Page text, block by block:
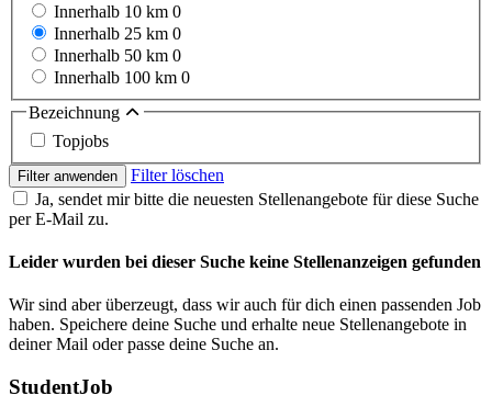
Innerhalb 10 km 0
Innerhalb 25 km 0
Innerhalb 50 km 0
Innerhalb 100 km 0
Bezeichnung
Topjobs
Filter anwenden
Filter löschen
Ja, sendet mir bitte die neuesten Stellenangebote für diese Suche
per E-Mail zu.
Leider wurden bei dieser Suche keine Stellenanzeigen gefunden
Wir sind aber überzeugt, dass wir auch für dich einen passenden Job
haben. Speichere deine Suche und erhalte neue Stellenangebote in
deiner Mail oder passe deine Suche an.
StudentJob